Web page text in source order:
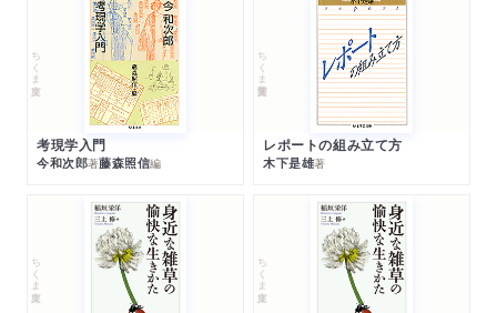
ちくま文庫
考現学入門
今和次郎著藤森照信編
ちくま学芸文庫
レポートの組み立て方
木下是雄著
ちくま文庫 ちくま文庫